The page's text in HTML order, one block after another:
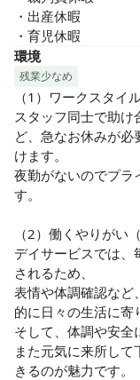
・出産休暇
・育児休暇
環境
残業少なめ
（1）ワークスタイ
スタッフ同士で助け
ど、急なお休みが
けます。
夜勤がないのでプラ
す。
（2）働くやりがい
デイサービスでは
されるため、
表情や体調確認など
的に日々の生活に寄
そして、体調や安全
また元気に来所し
きるのが魅力です。